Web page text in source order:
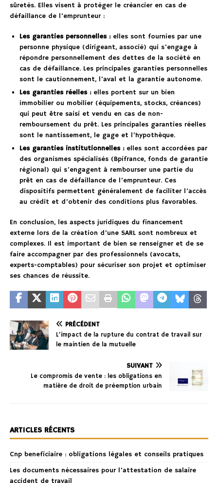
sûretés. Elles visent à protéger le créancier en cas de
défaillance de l’emprunteur :
Les garanties personnelles :elles sont fournies par une
personne physique (dirigeant, associé) qui s’engage à
répondre personnellement des dettes de la société en
cas de défaillance. Les principales garanties personnelles
sont le cautionnement, l’aval et la garantie autonome.
Les garanties réelles :elles portent sur un bien
immobilier ou mobilier (équipements, stocks, créances)
qui peut être saisi et vendu en cas de non-
remboursement du prêt. Les principales garanties réelles
sont le nantissement, le gage et l’hypothèque.
Les garanties institutionnelles :elles sont accordées par
des organismes spécialisés (Bpifrance, fonds de garantie
régional) qui s’engagent à rembourser une partie du
prêt en cas de défaillance de l’emprunteur. Ces
dispositifs permettent généralement de faciliter l’accès
au crédit et d’obtenir des conditions plus favorables.
En conclusion, les aspects juridiques du financement
externe lors de la création d’une SARL sont nombreux et
complexes. Il est important de bien se renseigner et de se
faire accompagner par des professionnels (avocats,
experts-comptables) pour sécuriser son projet et optimiser
ses chances de réussite.
PRÉCÉDENT
L’impact de la rupture du contrat de travail sur
le maintien de la mutuelle
SUIVANT
Le compromis de vente : les obligations en
matière de droit de préemption urbain
ARTICLES RÉCENTS
Cnp beneficiaire : obligations légales et conseils pratiques
Les documents nécessaires pour l’attestation de salaire